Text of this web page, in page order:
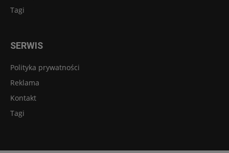
Tagi
SERWIS
Polityka prywatności
Reklama
Kontakt
Tagi